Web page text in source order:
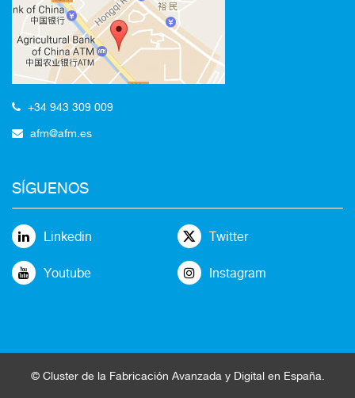
+34 943 309 009
afm@afm.es
SÍGUENOS
Linkedin Twitter
Youtube Instagram
© Clusterde la Fabricación Avanzada y Digital en España